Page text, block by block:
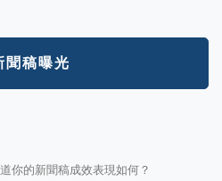
聞稿曝光
你的新聞稿成效表現如何？